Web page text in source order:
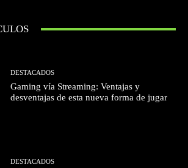
DESTACADOS
Gaming vía Streaming: Ventajas y
desventajas de esta nueva forma de jugar
DESTACADOS